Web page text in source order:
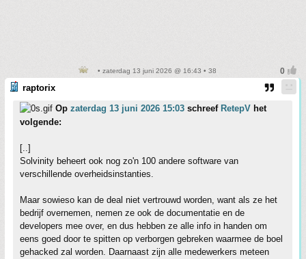
• zaterdag 13 juni 2026 @ 16:43 • 38
raptorix
Op zaterdag 13 juni 2026 15:03 schreef RetepV het
volgende:
[..]
Solvinity beheert ook nog zo'n 100 andere software van
verschillende overheidsinstanties.
Maar sowieso kan de deal niet vertrouwd worden, want als ze het
bedrijf overnemen, nemen ze ook de documentatie en de
developers mee over, en dus hebben ze alle info in handen om
eens goed door te spitten op verborgen gebreken waarmee de boel
gehacked zal worden. Daarnaast zijn alle medewerkers meteen